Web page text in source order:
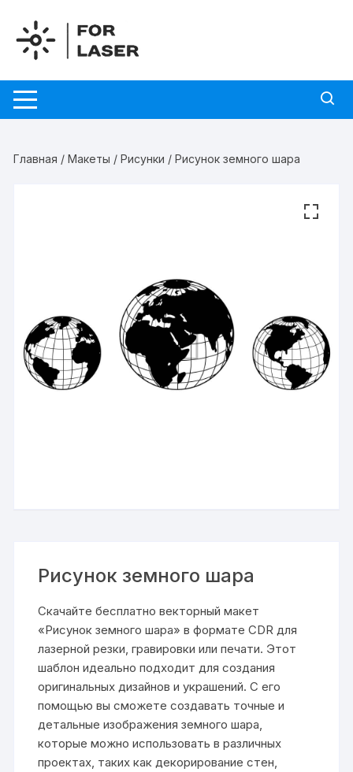
содержимому
Главная /Макеты /Рисунки / Рисунок земного шара
Рисунок земного шара
Скачайте бесплатно векторный макет
«Рисунок земного шара» в формате CDR для
лазерной резки, гравировки или печати. Этот
шаблон идеально подходит для создания
оригинальных дизайнов и украшений. С его
помощью вы сможете создавать точные и
детальные изображения земного шара,
которые можно использовать в различных
проектах, таких как декорирование стен,